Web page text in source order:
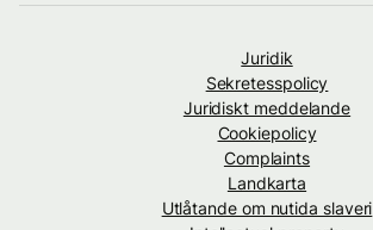
Juridik
Sekretesspolicy
Juridiskt meddelande
Cookiepolicy
Complaints
Landkarta
Utlåtande om nutida slaveri